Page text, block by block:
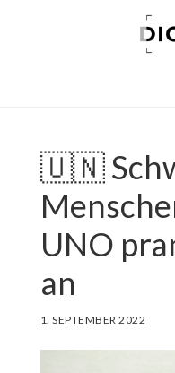
🇺🇳
UNO
an
1. SEPTEMBER 2022